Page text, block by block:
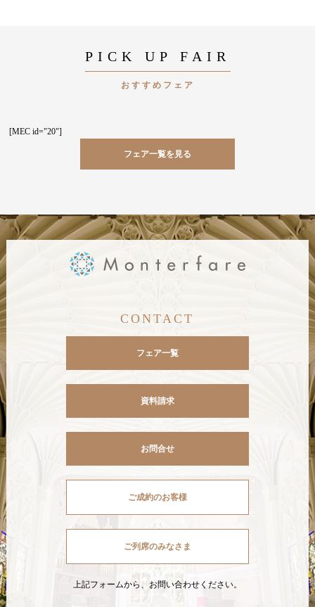
PICK UP FAIR
おすすめフェア
[MEC id="20"]
フェア一覧を見る
CONTACT
フェア一覧
資料請求
お問合せ
ご成約のお客様
ご列席のみなさま
上記フォームから、お問い合わせください。